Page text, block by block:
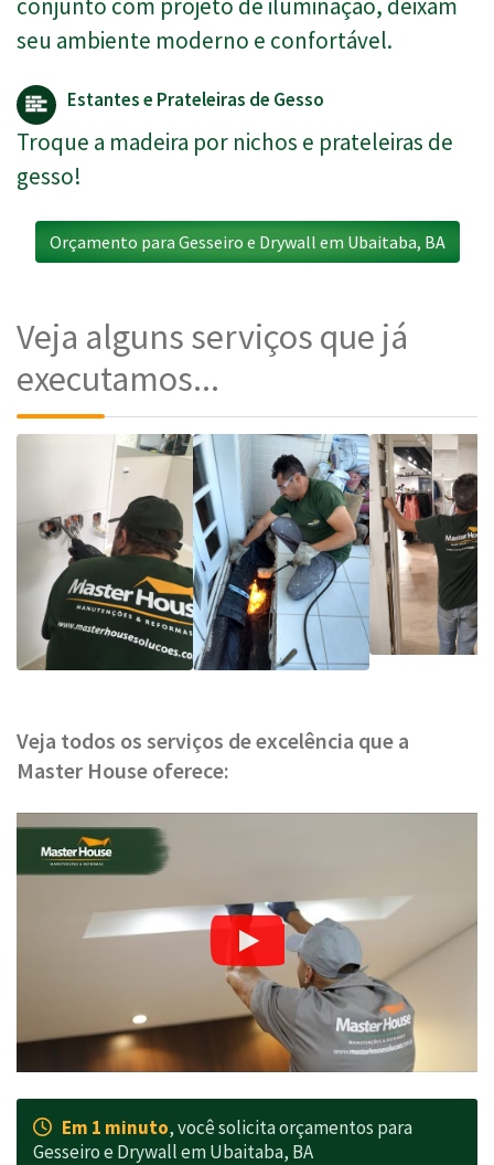
conjunto com projeto de iluminação, deixam
seu ambiente moderno e confortável.
Estantes e Prateleiras de Gesso
Troque a madeira por nichos e prateleiras de
gesso!
Orçamento para Gesseiro e Drywall em Ubaitaba, BA
Veja alguns serviços que já
executamos...
Veja todos os serviços de excelência que a
Master House oferece:
Em 1 minuto, você solicita orçamentos para
Gesseiro e Drywall em Ubaitaba, BA